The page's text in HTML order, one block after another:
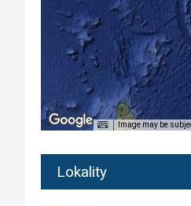
Image may be
Lokality